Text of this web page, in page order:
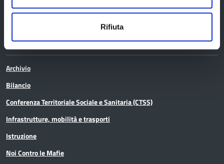
Rifiuta
Archivio
Bilancio
Conferenza Territoriale Sociale e Sanitaria (CTSS)
Infrastrutture, mobilità e trasporti
Istruzione
Noi Contro le Mafie